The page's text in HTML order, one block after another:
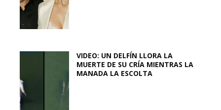
VIDEO: UN DELFÍN LLORA LA
MUERTE DE SU CRÍA MIENTRAS LA
MANADA LA ESCOLTA